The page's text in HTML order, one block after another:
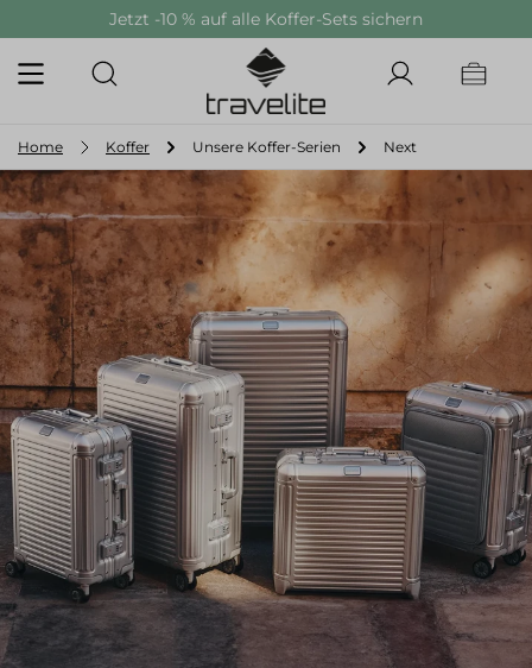
springenJetzt -10 % auf alle Koffer-Sets sichern
Home Koffer Unsere Koffer-Serien Next